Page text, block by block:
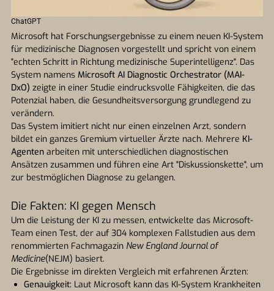
ChatGPT
Microsoft hat Forschungsergebnisse zu einem neuen KI-System
für medizinische Diagnosen vorgestellt und spricht von einem
"echten Schritt in Richtung medizinische Superintelligenz". Das
System namens Microsoft AI Diagnostic Orchestrator (MAI-
DxO) zeigte in einer Studie eindrucksvolle Fähigkeiten, die das
Potenzial haben, die Gesundheitsversorgung grundlegend zu
verändern.
Das System imitiert nicht nur einen einzelnen Arzt, sondern
bildet ein ganzes Gremium virtueller Ärzte nach. Mehrere KI-
Agenten arbeiten mit unterschiedlichen diagnostischen
Ansätzen zusammen und führen eine Art "Diskussionskette", um
zur bestmöglichen Diagnose zu gelangen.
Die Fakten: KI gegen Mensch
Um die Leistung der KI zu messen, entwickelte das Microsoft-
Team einen Test, der auf 304 komplexen Fallstudien aus dem
renommierten Fachmagazin New England Journal of
Medicine(NEJM) basiert.
Die Ergebnisse im direkten Vergleich mit erfahrenen Ärzten:
Genauigkeit: Laut Microsoft kann das KI-System Krankheiten